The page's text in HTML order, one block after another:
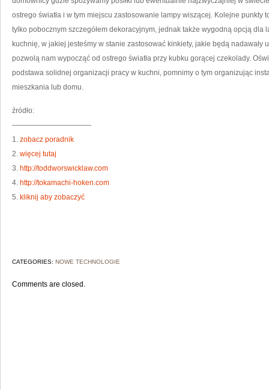
ostrego światła i w tym miejscu zastosowanie lampy wiszącej. Kolejne
tylko pobocznym szczegółem dekoracyjnym, jednak także wygodną opcją dla
kuchnię, w jakiej jesteśmy w stanie zastosować kinkiety, jakie będą
pozwolą nam wypocząć od ostrego światła przy kubku gorącej czekolady.
podstawa solidnej organizacji pracy w kuchni, pomnimy o tym organizując
mieszkania lub domu.
źródło:
———————————
1. zobacz poradnik
2. więcej tutaj
3. http://toddworswicklaw.com
4. http://tokamachi-hoken.com
5. kliknij aby zobaczyć
CATEGORIES: NOWE TECHNOLOGIE
Comments are closed.